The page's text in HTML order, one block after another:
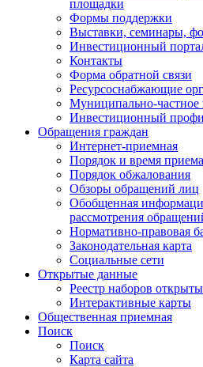
площадки
Формы поддержки
Выставки, семинары,
Инвестиционный
Контакты
Форма обратной связи
Ресурсоснабжающие
Муниципально-частное
Инвестиционный
Обращения граждан
Интернет-приемная
Порядок и время приема
Порядок обжалования
Обзоры обращений лиц
Обобщенная
рассмотрения
Нормативно-правовая
Законодательная карта
Социальные сети
Открытые данные
Реестр наборов
Интерактивные карты
Общественная приемная
Поиск
Поиск
Карта сайта